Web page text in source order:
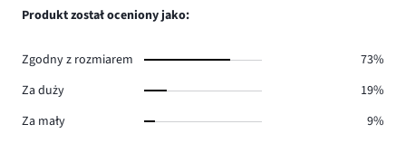
Produkt został oceniony jako:
Zgodny z rozmiarem
73%
Za duży
19%
Za mały
9%